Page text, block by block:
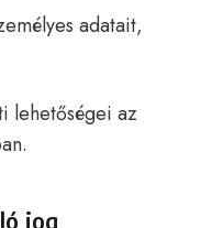
adatait,
lehetőségei az
jog